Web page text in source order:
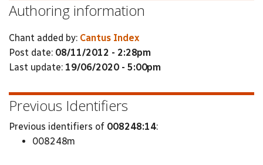
Authoring information
Chant added by: Cantus Index
Post date: 08/11/2012 - 2:28pm
Last update: 19/06/2020 - 5:00pm
Previous Identifiers
Previous identifiers of 008248:14:
008248m